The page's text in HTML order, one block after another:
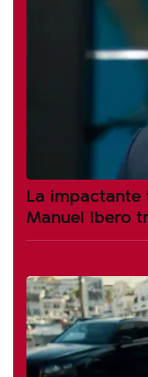
La
Manuel Ibero